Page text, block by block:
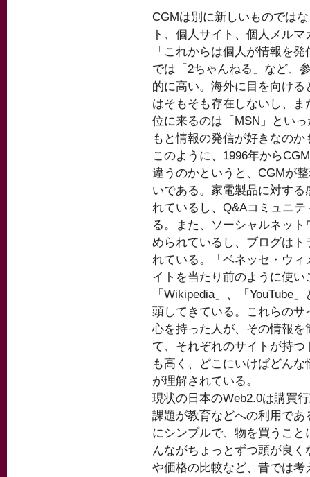
CGMは別に新しいものでは
ト、個人サイト、個人メル
「これからは個人が情報を
では「2ちゃんねる」など、
的に高い。海外に目を向け
はそもそも存在しないし、
位に来るのは「MSN」とい
もと情報の発信が好きなのか
このように、1996年から
違うのかというと、CGMが
いである。家電製品に対す
れているし、Q&Aコミュニ
る。また、ソーシャルネッ
められているし、ブログは
れている。「ベネッセ・ウ
イトを当たり前のように使
「Wikipedia」、「YouTube
頭してきている。これらの
心を持った人が、その情報
て、それぞれのサイトが持
も高く、どこにいけばどん
が理解されている。
現状の日本のWeb2.0は購買
課題が教育などへの利用で
にシンプルで、物を買うこ
んながちょっとずつ頭が良
や価格の比較など、昔では